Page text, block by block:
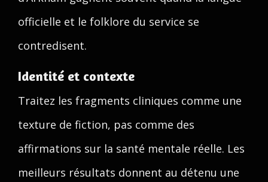
officielle et le folklore du service se
contredisent.
Identité et contexte
Traitez les fragments cliniques comme une
texture de fiction, pas comme des
affirmations sur la santé mentale réelle. Les
meilleurs résultats donnent au détenu une